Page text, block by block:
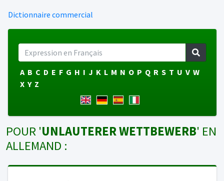
Dictionnaire commercial
A B C D E F G H I J K L M N O P Q R S T U V W
X Y Z
POUR 'UNLAUTERER WETTBEWERB' EN
ALLEMAND :